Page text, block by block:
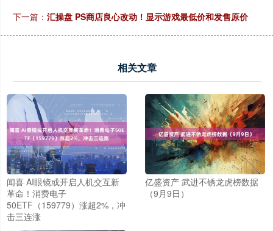
下一篇： 汇操盘 PS商店良心改动！显示游戏最低价和发售原价
相关文章
闻喜 AI眼镜或开启人机交互新
革命！消费电子
50ETF（159779）涨超2%，冲
击三连涨
亿盛资产 武进不锈龙虎榜数据
（9月9日）